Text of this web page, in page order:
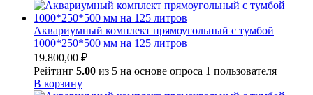
Аквариумный комплект прямоугольный с тумбой
1000*250*500 мм на 125 литров
19.800,00 ₽
Рейтинг 5.00 из 5 на основе опроса 1 пользователя
В корзину